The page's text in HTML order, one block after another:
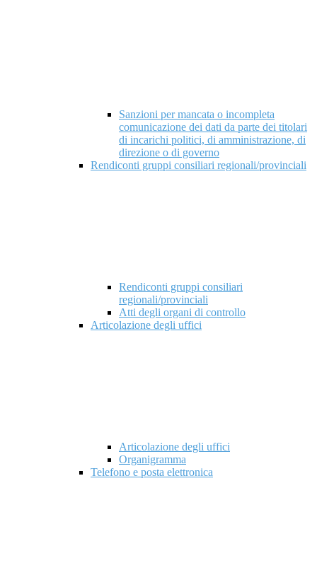
Sanzioni per mancata o incompleta
comunicazione dei dati da parte dei titolari
di incarichi politici, di amministrazione, di
direzione o di governo
Rendiconti gruppi consiliari regionali/provinciali
Rendiconti gruppi consiliari
regionali/provinciali
Atti degli organi di controllo
Articolazione degli uffici
Articolazione degli uffici
Organigramma
Telefono e posta elettronica